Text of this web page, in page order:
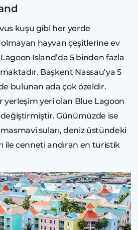
kuşu gibi her yerde
hayvan çeşitlerine ev
Island’da 5 binden fazla
Başkent Nassau’ya 5
bulunan ada çok özeldir.
yerleşim yeri olan Blue Lagoon
Günümüzde ise
masmavi suları, deniz üstündeki
ile cenneti andıran en turistik